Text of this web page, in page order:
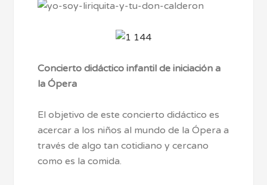
Concierto didáctico infantil de iniciación a
la Ópera
El objetivo de este concierto didáctico es
acercar a los niños al mundo de la Ópera a
través de algo tan cotidiano y cercano
como es la comida.